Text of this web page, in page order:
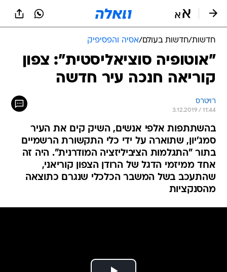
חדשות/חדשות בעולם/אסיה והפסיפיק
"אוטופיה סוציאליסטית": צפון
קוריאה חנכה עיר חדשה
רויטרס
3.12.2019 / 11:44
בהשתתפות אלפי אנשים, השיק קים את העיר
סמג'יון, שתוארה על ידי כלי התקשורת הרשמיים
בתור "התגלמות הציביליזציה המודרנית". היה זה
אחד ממיזמי הדגל של הרודן הצפון קוריאני,
שהתעכב בשל המשבר הכלכלי שנגרם כתוצאה
מהסנקציות